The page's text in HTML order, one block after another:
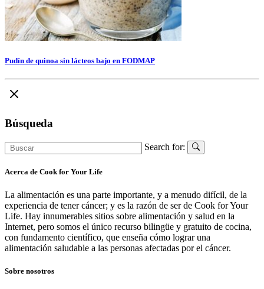
Pudín de quinoa sin lácteos bajo en FODMAP
Búsqueda
Search for:
Acerca de Cook for Your Life
La alimentación es una parte importante, y a menudo difícil, de la
experiencia de tener cáncer; y es la razón de ser de Cook for Your
Life. Hay innumerables sitios sobre alimentación y salud en la
Internet, pero somos el único recurso bilingüe y gratuito de cocina,
con fundamento científico, que enseña cómo lograr una
alimentación saludable a las personas afectadas por el cáncer.
Sobre nosotros